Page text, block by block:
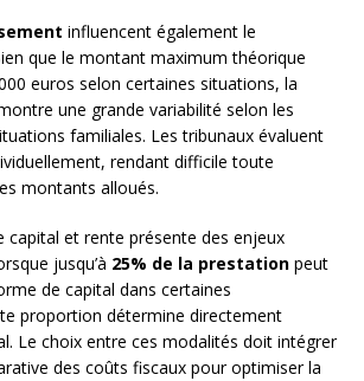
influencent également le
que le montant maximum théorique
euros selon certaines situations, la
une grande variabilité selon les
familiales. Les tribunaux évaluent
rendant difficile toute
montants alloués.
capital et rente présente des enjeux
jusqu’à 25% de la prestation peut
de capital dans certaines
proportion détermine directement
Le choix entre ces modalités doit intégrer
des coûts fiscaux pour optimiser la